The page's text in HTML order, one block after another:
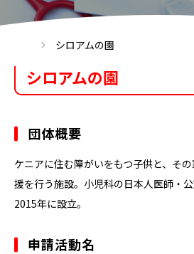
シロアムの園
シロアムの園
団体概要
ケニアに住む障がいをもつ子供と、そ
援を行う施設。小児科の日本人医師・
2015年に設立。
申請活動名